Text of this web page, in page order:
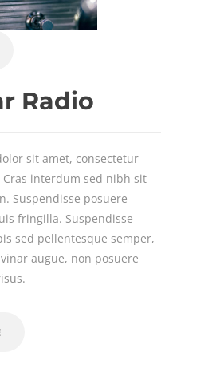
Radio
sit amet, consectetur
interdum sed nibh sit
Suspendisse posuere
fringilla. Suspendisse
sed pellentesque semper,
augue, non posuere